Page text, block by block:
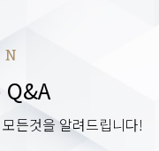
Q&A
든것을 알려드립니다!